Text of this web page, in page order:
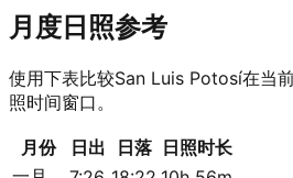
月度日照参考
使用下表比较San Luis Potosí在当
照时间窗口。
月份 日出 日落 日照时长